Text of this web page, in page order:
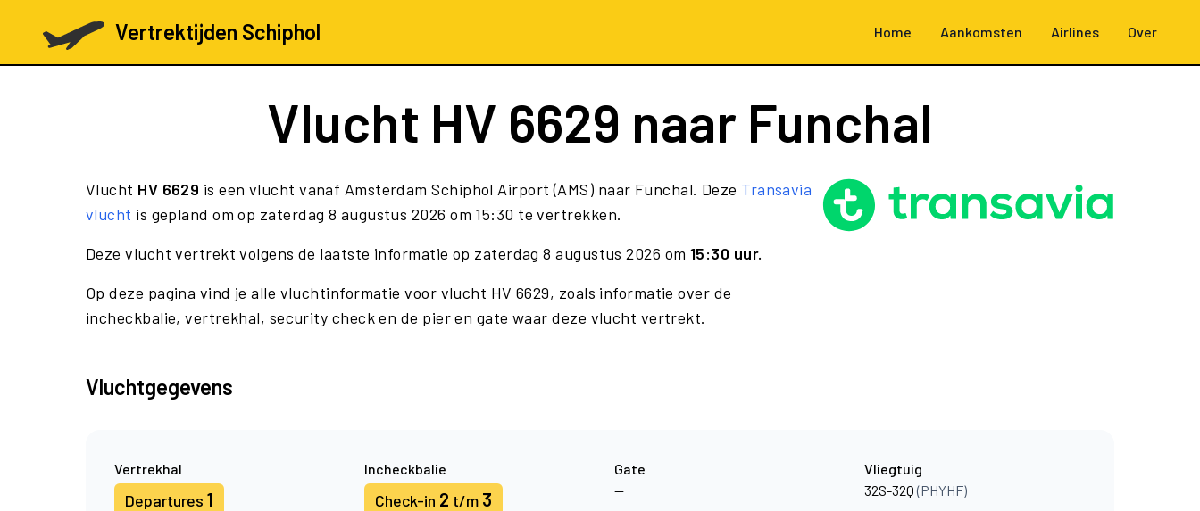
Vertrektijden Schiphol Home Aankomsten Airlines Over
Vlucht HV 6629 naar Funchal
Vlucht HV 6629 is een vlucht vanaf Amsterdam Schiphol Airport (AMS) naar Funchal. Deze Transavia
vlucht is gepland om op zaterdag 8 augustus 2026 om 15:30 te vertrekken.
Deze vlucht vertrekt volgens de laatste informatie op zaterdag 8 augustus 2026 om 15:30 uur.
Op deze pagina vind je alle vluchtinformatie voor vlucht HV 6629, zoals informatie over de
incheckbalie, vertrekhal, security check en de pier en gate waar deze vlucht vertrekt.
Vluchtgegevens
Vertrekhal
Departures 1
Incheckbalie
Check-in 2 t/m 3
Gate
—
Vliegtuig
32S-32Q(PHYHF)